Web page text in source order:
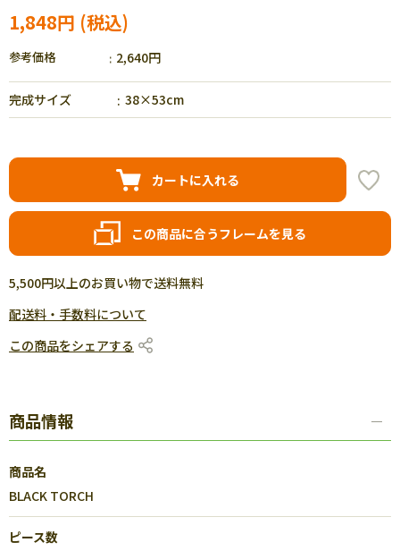
1,848円
参考価格 2,640円
完成サイズ 38×53cm
カートに入れる
この商品に合うフレームを見る
5,500円以上のお買い物で送料無料
配送料・手数料について
この商品をシェアする
商品情報
商品名
BLACK TORCH
ピース数